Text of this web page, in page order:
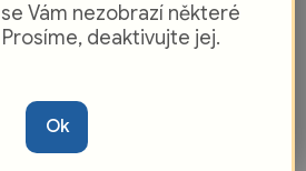
Vám nezobrazí některé
deaktivujte jej.
Ok